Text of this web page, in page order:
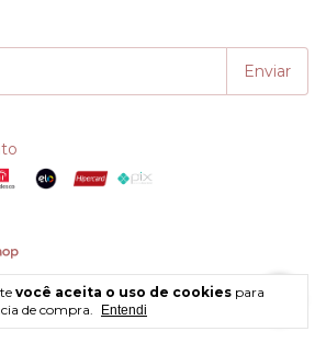
você aceita o uso de cookies para
de compra.
Entendi
- 22375116000148 - 2026. Todos os